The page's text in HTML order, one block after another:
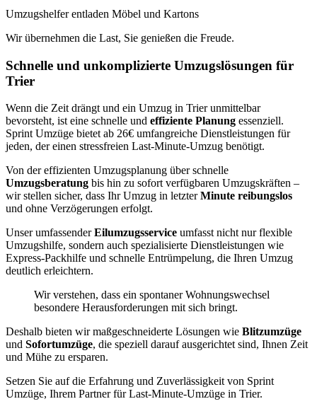
Umzugshelfer entladen Möbel und Kartons
Wir übernehmen die Last, Sie genießen die Freude.
Schnelle und unkomplizierte Umzugslösungen für
Trier
Wenn die Zeit drängt und ein Umzug in Trier unmittelbar
bevorsteht, ist eine schnelle und effiziente Planung essenziell.
Sprint Umzüge bietet ab 26€ umfangreiche Dienstleistungen für
jeden, der einen stressfreien Last-Minute-Umzug benötigt.
Von der effizienten Umzugsplanung über schnelle
Umzugsberatung bis hin zu sofort verfügbaren Umzugskräften –
wir stellen sicher, dass Ihr Umzug in letzterMinute reibungslos
und ohne Verzögerungen erfolgt.
Unser umfassenderEilumzugsservice umfasst nicht nur flexible
Umzugshilfe, sondern auch spezialisierte Dienstleistungen wie
Express-Packhilfe und schnelle Entrümpelung, die Ihren Umzug
deutlich erleichtern.
Wir verstehen, dass ein spontaner Wohnungswechsel
besondere Herausforderungen mit sich bringt.
Deshalb bieten wir maßgeschneiderte Lösungen wie Blitzumzüge
und Sofortumzüge, die speziell darauf ausgerichtet sind, Ihnen Zeit
und Mühe zu ersparen.
Setzen Sie auf die Erfahrung und Zuverlässigkeit von Sprint
Umzüge, Ihrem Partner für Last-Minute-Umzüge in Trier.